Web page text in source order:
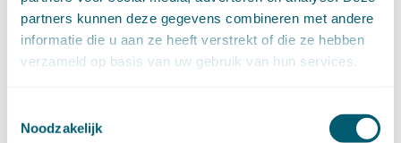
partners kunnen deze gegevens combineren met andere
informatie die u aan ze heeft verstrekt of die ze hebben
verzameld op basis van uw gebruik van hun services.
Noodzakelijk
augustus (4)
juli (16)
juni (16)
maart (16)